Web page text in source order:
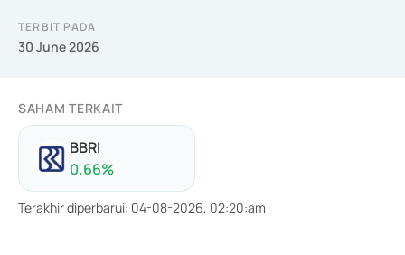
TERBIT PADA
30 June 2026
SAHAM TERKAIT
BBRI
0.66%
Terakhir diperbarui: 04-08-2026, 02:20:am